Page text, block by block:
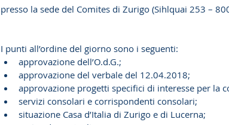
presso la sede del Comites di Zurigo (Sihlquai 253 –
I punti all’ordine del giorno sono i seguenti:
approvazione dell’O.d.G.;
approvazione del verbale del 12.04.2018;
approvazione progetti specifici di interesse per la
servizi consolari e corrispondenti consolari;
situazione Casa d’Italia di Zurigo e di Lucerna;